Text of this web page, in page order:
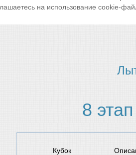
на использование cookie-
8
Кубок